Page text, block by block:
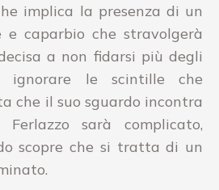
implica la presenza di un
caparbio che stravolgerà
a non fidarsi più degli
ignorare le scintille che
che il suo sguardo incontra
sarà complicato,
scopre che si tratta di un